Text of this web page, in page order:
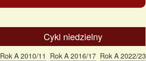
Cykl niedzielny
Rok A 2010/11 Rok A 2016/17 Rok A 2022/23